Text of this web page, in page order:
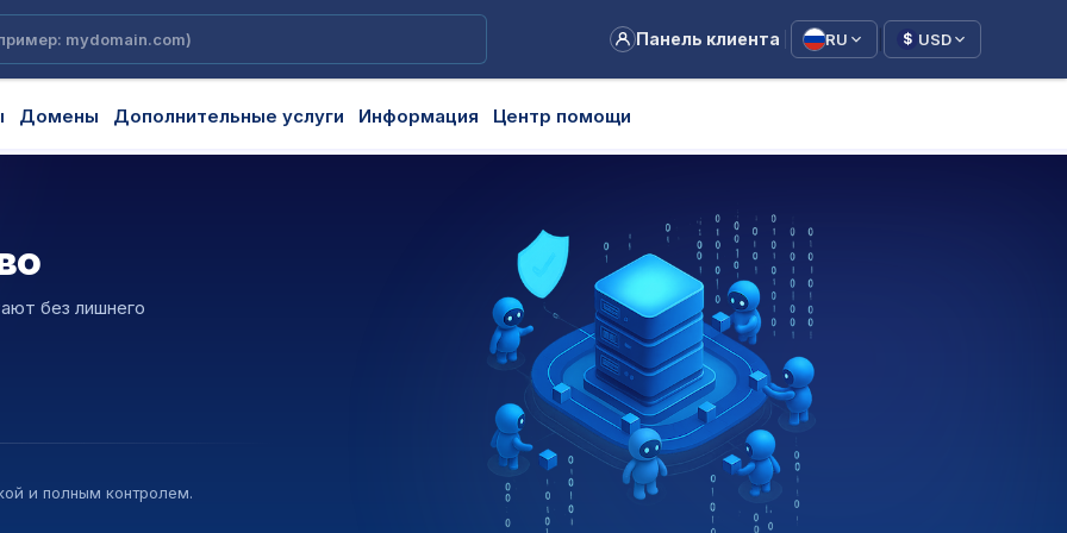
Панель клиента RU $ USD
Домены Дополнительные услуги Информация Центр помощи
без лишнего
и полным контролем.
и
и повседневных задач.
любых
стабильности и
шагов.
DNS.
NS